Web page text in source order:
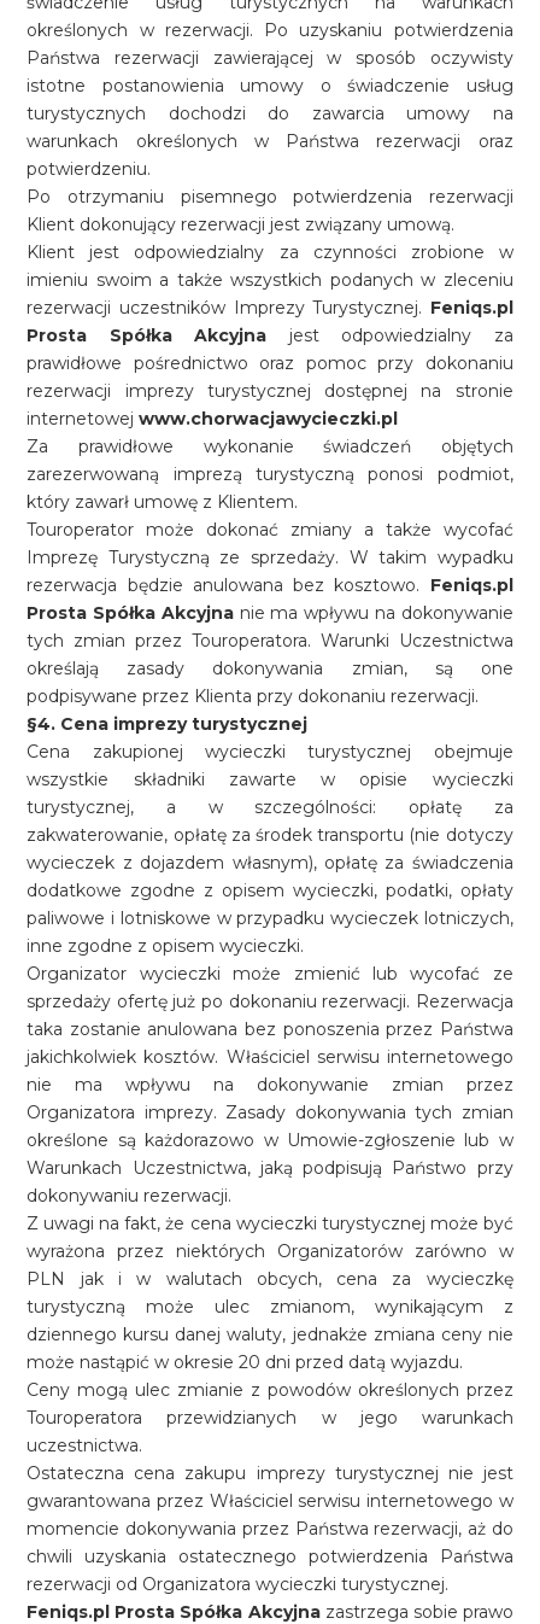
określonych w rezerwacji. Po uzyskaniu potwierdzenia
Państwa rezerwacji zawierającej w sposób oczywisty
istotne postanowienia umowy o świadczenie usług
turystycznych dochodzi do zawarcia umowy na
warunkach określonych w Państwa rezerwacji oraz
potwierdzeniu.
Po otrzymaniu pisemnego potwierdzenia rezerwacji
Klient dokonujący rezerwacji jest związany umową.
Klient jest odpowiedzialny za czynności zrobione w
imieniu swoim a także wszystkich podanych w zleceniu
rezerwacji uczestników Imprezy Turystycznej. Feniqs.pl
Prosta Spółka Akcyjna jest odpowiedzialny za
prawidłowe pośrednictwo oraz pomoc przy dokonaniu
rezerwacji imprezy turystycznej dostępnej na stronie
internetowejwww.chorwacjawycieczki.pl
Za prawidłowe wykonanie świadczeń objętych
zarezerwowaną imprezą turystyczną ponosi podmiot,
który zawarł umowę z Klientem.
Touroperator może dokonać zmiany a także wycofać
Imprezę Turystyczną ze sprzedaży. W takim wypadku
rezerwacja będzie anulowana bez kosztowo. Feniqs.pl
Prosta Spółka Akcyjnanie ma wpływu na dokonywanie
tych zmian przez Touroperatora. Warunki Uczestnictwa
określają zasady dokonywania zmian, są one
podpisywane przez Klienta przy dokonaniu rezerwacji.
§4. Cena imprezy turystycznej
Cena zakupionej wycieczki turystycznej obejmuje
wszystkie składniki zawarte w opisie wycieczki
turystycznej, a w szczególności: opłatę za
zakwaterowanie, opłatę za środek transportu (nie dotyczy
wycieczek z dojazdem własnym), opłatę za świadczenia
dodatkowe zgodne z opisem wycieczki, podatki, opłaty
paliwowe i lotniskowe w przypadku wycieczek lotniczych,
inne zgodne z opisem wycieczki.
Organizator wycieczki może zmienić lub wycofać ze
sprzedaży ofertę już po dokonaniu rezerwacji. Rezerwacja
taka zostanie anulowana bez ponoszenia przez Państwa
jakichkolwiek kosztów. Właściciel serwisu internetowego
nie ma wpływu na dokonywanie zmian przez
Organizatora imprezy. Zasady dokonywania tych zmian
określone są każdorazowo w Umowie-zgłoszenie lub w
Warunkach Uczestnictwa, jaką podpisują Państwo przy
dokonywaniu rezerwacji.
Z uwagi na fakt, że cena wycieczki turystycznej może być
wyrażona przez niektórych Organizatorów zarówno w
PLN jak i w walutach obcych, cena za wycieczkę
turystyczną może ulec zmianom, wynikającym z
dziennego kursu danej waluty, jednakże zmiana ceny nie
może nastąpić w okresie 20 dni przed datą wyjazdu.
Ceny mogą ulec zmianie z powodów określonych przez
Touroperatora przewidzianych w jego warunkach
uczestnictwa.
Ostateczna cena zakupu imprezy turystycznej nie jest
gwarantowana przez Właściciel serwisu internetowego w
momencie dokonywania przez Państwa rezerwacji, aż do
chwili uzyskania ostatecznego potwierdzenia Państwa
rezerwacji od Organizatora wycieczki turystycznej.
Feniqs.pl Prosta Spółka Akcyjnazastrzega sobie prawo